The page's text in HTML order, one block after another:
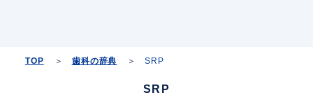
TOP 歯科の辞典 SRP
SRP